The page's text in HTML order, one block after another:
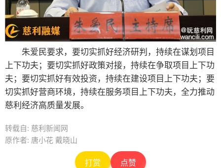
朱爱民要求，要切实抓好经济研判，持续在谋划项目
上下功夫；要切实抓好政策对接，持续在争取项目上下功
夫；要切实抓好有效投资，持续在建设项目上下功夫；要
切实抓好营商环境，持续在服务项目上下功夫，全力推动
慈利经济高质量发展。
转载自: 慈利新闻网
原作者: 唐小花 戴晓山
打赏 点赞